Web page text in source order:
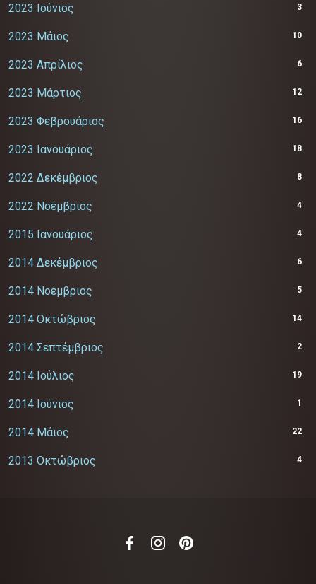
2023 Ιούνιος 3
2023 Μάιος 10
2023 Απρίλιος 6
2023 Μάρτιος 12
2023 Φεβρουάριος 16
2023 Ιανουάριος 18
2022 Δεκέμβριος 8
2022 Νοέμβριος 4
2015 Ιανουάριος 4
2014 Δεκέμβριος 6
2014 Νοέμβριος 5
2014 Οκτώβριος 14
2014 Σεπτέμβριος 2
2014 Ιούλιος 19
2014 Ιούνιος 1
2014 Μάιος 22
2013 Οκτώβριος 4